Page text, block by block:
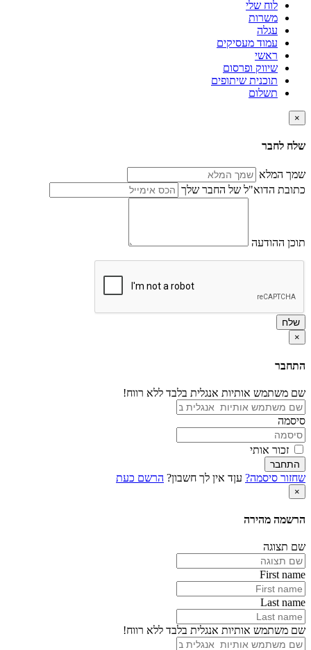
לוח שלי
משרות
עגלה
עמוד מעסיקים
ראשי
שיווק ופרסום
תוכנית שיתופים
תשלום
×
שלח לחבר
שמך המלא
כתובת הדוא"ל של החבר שלך
תוכן ההודעה
שלח
×
התחבר
שם משתמש אותיות אנגלית בלבד ללא רווח!
סיסמה
זכור אותי
התחבר
שחזור סיסמה? עןד אין לך חשבון? הרשם כעת
×
הרשמה מהירה
שם תצוגה
First name
Last name
שם משתמש אותיות אנגלית בלבד ללא רווח!